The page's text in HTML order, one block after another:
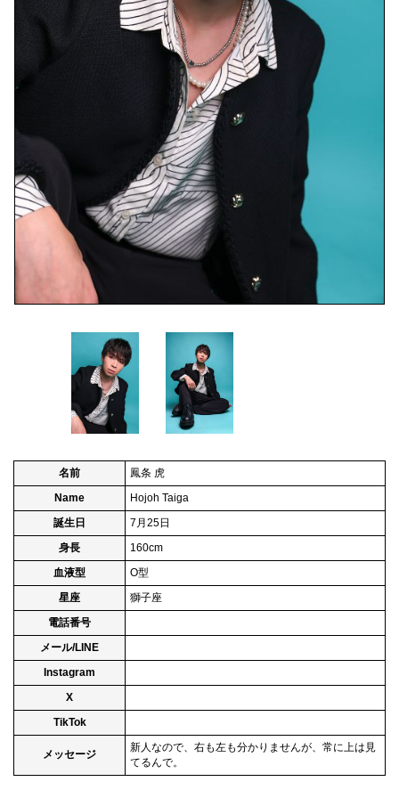
名前
鳳条 虎
Name
Hojoh Taiga
誕生日
7月25日
身長
160cm
血液型
O型
星座
獅子座
電話番号
メール/LINE
Instagram
X
TikTok
メッセージ
新人なので、右も左も分かりませんが、常に上は見
てるんで。